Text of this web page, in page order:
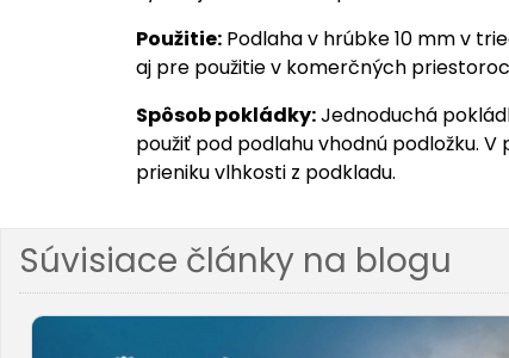
Použitie: Podlaha v hrúbke 10 mm v
aj pre použitie v komerčných
Spôsob pokládky:Jednoduchá
použiť pod podlahu vhodnú podložku.
prieniku vlhkosti z podkladu.
Súvisiace články na blogu